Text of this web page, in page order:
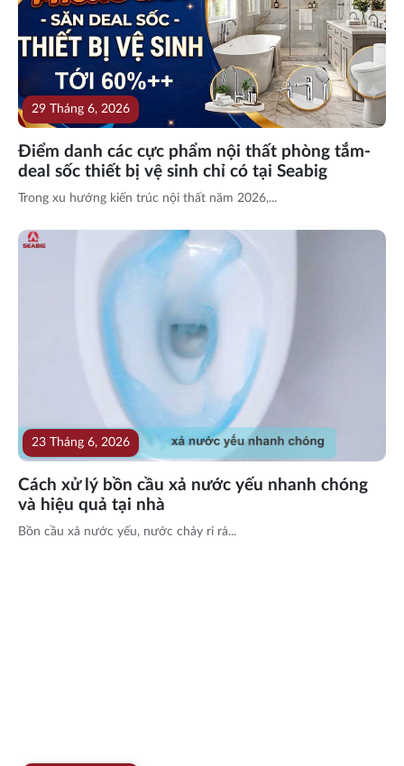
29 Tháng 6, 2026
Điểm danh các cực phẩm nội thất phòng tắm-
deal sốc thiết bị vệ sinh chỉ có tại Seabig
Trong xu hướng kiến trúc nội thất năm 2026,...
23 Tháng 6, 2026
Cách xử lý bồn cầu xả nước yếu nhanh chóng
và hiệu quả tại nhà
Bồn cầu xả nước yếu, nước chảy rỉ rả...